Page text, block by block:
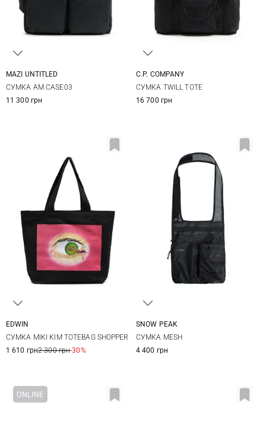
MAZI UNTITLED
СУМКА AM CASE03
11 300 грн
C.P. COMPANY
СУМКА TWILL TOTE
16 700 грн
EDWIN
СУМКА MIKI KIM TOTEBAG SHOPPER
1 610 грн2 300 грн-30%
SNOW PEAK
СУМКА MESH
4 400 грн